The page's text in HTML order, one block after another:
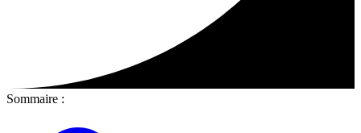
Sommaire :